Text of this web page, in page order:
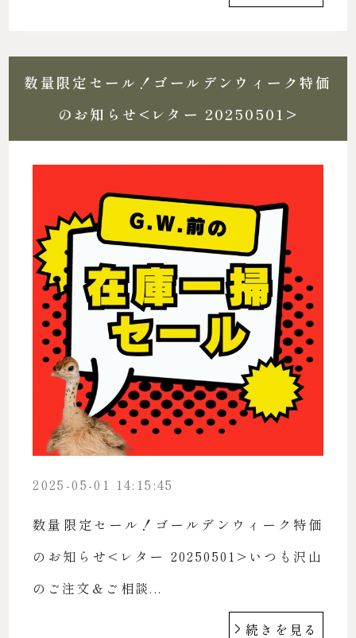
数量限定セール！ゴールデンウィーク特価
のお知らせ<レター 20250501>
2025-05-01 14:15:45
数量限定セール！ゴールデンウィーク特価
のお知らせ<レター 20250501>いつも沢山
のご注文＆ご相談...
続きを見る